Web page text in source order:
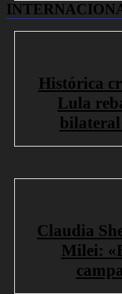
Histórica
Lula
Claudia
Milei: